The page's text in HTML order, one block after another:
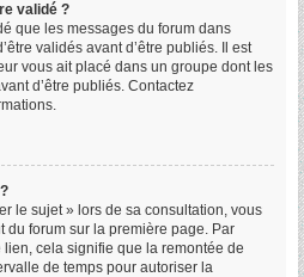
validé ?
que les messages du forum dans
validés avant d’être publiés. Il est
vous ait placé dans un groupe dont les
d’être publiés. Contactez
le sujet » lors de sa consultation, vous
du forum sur la première page. Par
cela signifie que la remontée de
de temps pour autoriser la